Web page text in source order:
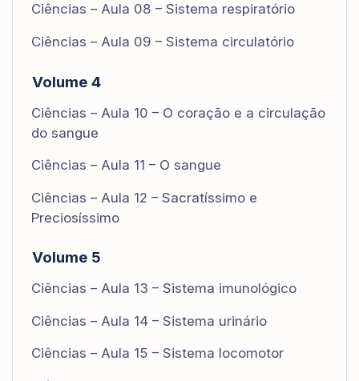
Ciências – Aula 08 – Sistema respiratório
Ciências – Aula 09 – Sistema circulatório
Volume 4
Ciências – Aula 10 – O coração e a circulação
do sangue
Ciências – Aula 11 – O sangue
Ciências – Aula 12 – Sacratíssimo e
Preciosíssimo
Volume 5
Ciências – Aula 13 – Sistema imunológico
Ciências – Aula 14 – Sistema urinário
Ciências – Aula 15 – Sistema locomotor